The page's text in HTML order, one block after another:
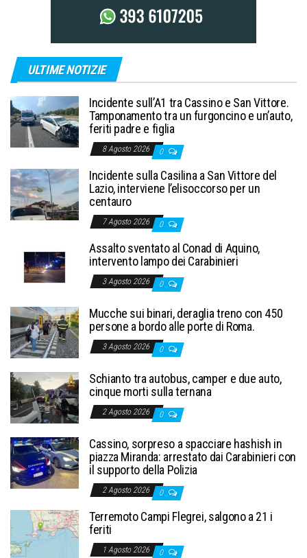
ULTIME NOTIZIE
Incidente sull’A1 tra Cassino e San Vittore.
Tamponamento tra un furgoncino e un’auto,
feriti padre e figlia
8 Agosto 2026 0
Incidente sulla Casilina a San Vittore del
Lazio, interviene l’elisoccorso per un
centauro
7 Agosto 2026 0
Assalto sventato al Conad di Aquino,
intervento lampo dei Carabinieri
3 Agosto 2026 0
Mucche sui binari, deraglia treno con 450
persone a bordo alle porte di Roma.
3 Agosto 2026 0
Schianto tra autobus, camper e due auto,
cinque morti sulla ternana
2 Agosto 2026 0
Cassino, sorpreso a spacciare hashish in
piazza Miranda: arrestato dai Carabinieri con
il supporto della Polizia
2 Agosto 2026 0
Terremoto Campi Flegrei, salgono a 21 i
feriti
1 Agosto 2026 0